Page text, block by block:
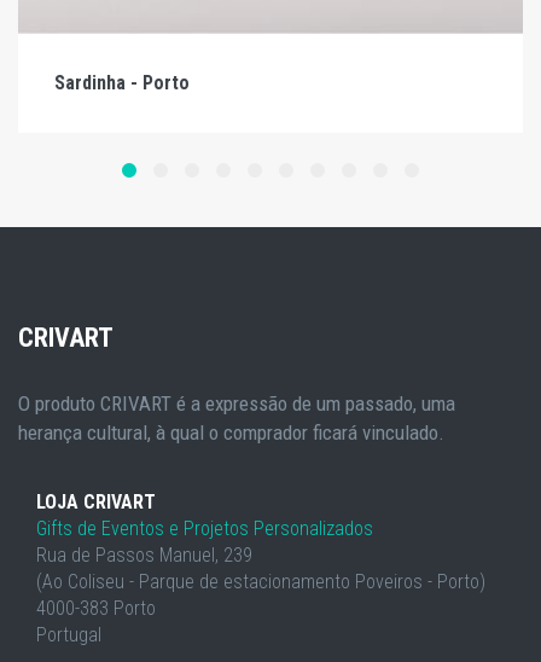
Sardinha - Porto
CRIVART
O produto CRIVART é a expressão de um passado, uma
herança cultural, à qual o comprador ficará vinculado.
LOJA CRIVART
Gifts de Eventos e Projetos Personalizados
Rua de Passos Manuel, 239
(Ao Coliseu - Parque de estacionamento Poveiros - Porto)
4000-383 Porto
Portugal